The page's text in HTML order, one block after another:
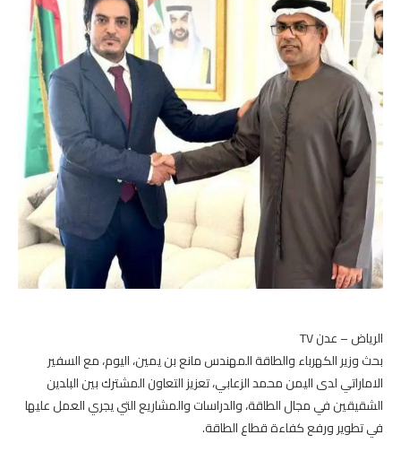
الرياض – عدن TV
بحث وزير الكهرباء والطاقة المهندس مانع بن يمين، اليوم، مع السفير
الاماراتي لدى اليمن محمد الزعابي، تعزيز التعاون المشترك بين البلدين
الشقيقين في مجال الطاقة، والدراسات والمشاريع التي يجري العمل عليها
في تطوير ورفع كفاءة قطاع الطاقة.